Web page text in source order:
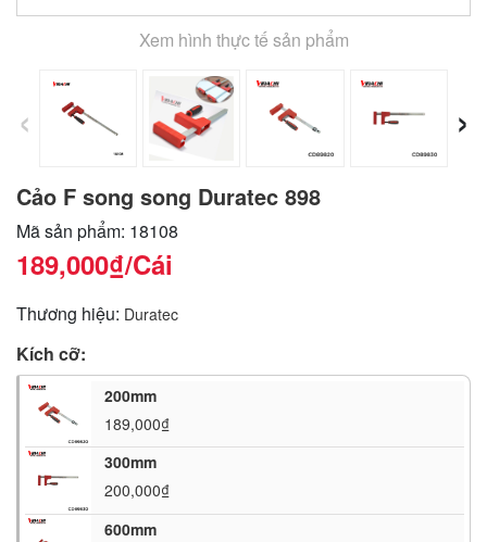
Xem hình thực tế sản phẩm
‹ ›
Cảo F song song Duratec 898
Mã sản phẩm: 18108
189,000₫/Cái
Thương hiệu: Duratec
Kích cỡ:
200mm
189,000₫
300mm
200,000₫
600mm